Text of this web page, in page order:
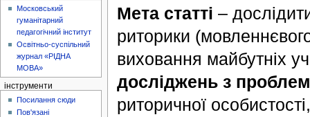
Мета статті –
риторики
виховання майбутніх
досліджень з
риторичної
Московський
гуманітарний
педагогічний інститут
Освітньо-суспільний
журнал «РІДНА
МОВА»
інструменти
Посилання сюди
Пов'язані